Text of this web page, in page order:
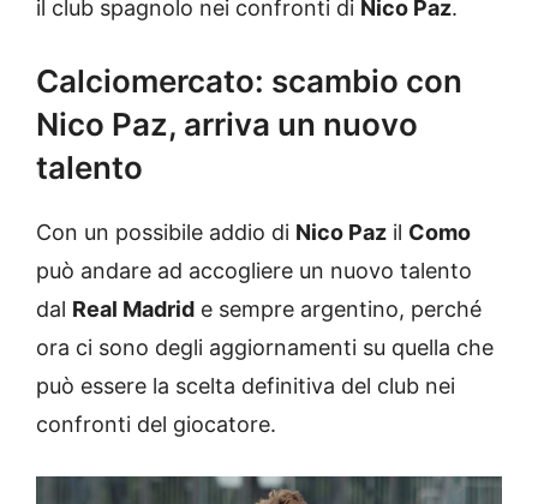
il club spagnolo nei confronti di Nico Paz.
Calciomercato: scambio con
Nico Paz, arriva un nuovo
talento
Con un possibile addio di Nico Paz il Como
può andare ad accogliere un nuovo talento
dal Real Madrid e sempre argentino, perché
ora ci sono degli aggiornamenti su quella che
può essere la scelta definitiva del club nei
confronti del giocatore.